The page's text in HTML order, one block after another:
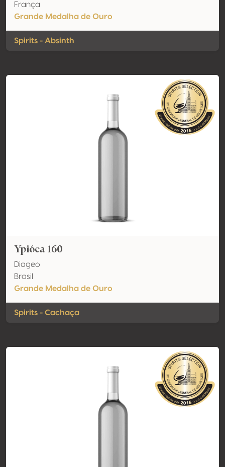
França
Grande Medalha de Ouro
Spirits - Absinth
Ypióca 160
Diageo
Brasil
Grande Medalha de Ouro
Spirits - Cachaça